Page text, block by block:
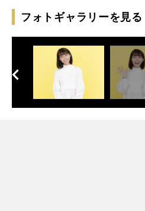
フォトギャラリーを見る
次